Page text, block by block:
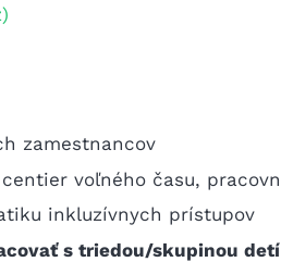
zamestnancov
voľného času,
inkluzívnych prístupov
s triedou/skupinou